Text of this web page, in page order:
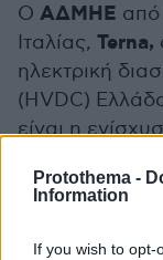
Protothema -
Information
If you wish to
Ο ΑΔΜΗΕ από
Ιταλίας, Terna,
ηλεκτρική
(HVDC)
είναι η
διασύνδεσης
και Ιταλίας
ισχύος 1.000